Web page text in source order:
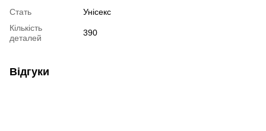
Стать
Унісекс
Кількість
деталей
390
Відгуки